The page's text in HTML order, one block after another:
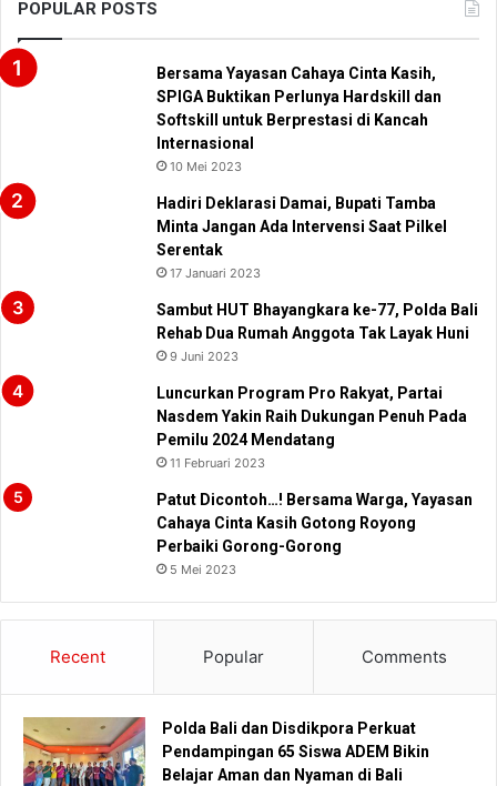
POPULAR POSTS
Bersama Yayasan Cahaya Cinta Kasih,
SPIGA Buktikan Perlunya Hardskill dan
Softskill untuk Berprestasi di Kancah
Internasional
10 Mei 2023
Hadiri Deklarasi Damai, Bupati Tamba
Minta Jangan Ada Intervensi Saat Pilkel
Serentak
17 Januari 2023
Sambut HUT Bhayangkara ke-77, Polda Bali
Rehab Dua Rumah Anggota Tak Layak Huni
9 Juni 2023
Luncurkan Program Pro Rakyat, Partai
Nasdem Yakin Raih Dukungan Penuh Pada
Pemilu 2024 Mendatang
11 Februari 2023
Patut Dicontoh…! Bersama Warga, Yayasan
Cahaya Cinta Kasih Gotong Royong
Perbaiki Gorong-Gorong
5 Mei 2023
Recent Popular Comments
Polda Bali dan Disdikpora Perkuat
Pendampingan 65 Siswa ADEM Bikin
Belajar Aman dan Nyaman di Bali